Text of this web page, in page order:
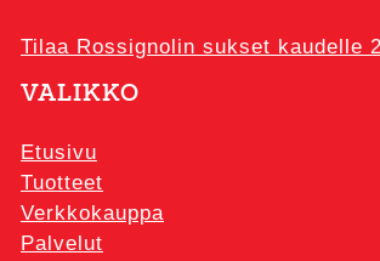
Tilaa Rossignolin sukset kaudelle
VALIKKO
Etusivu
Tuotteet
Verkkokauppa
Palvelut